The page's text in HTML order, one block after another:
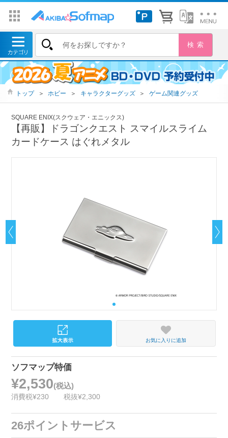
トップ ＞ ホビー ＞ キャラクターグッズ ＞ ゲーム関連グッズ
SQUARE ENIX(スクウェア・エニックス)
【再販】ドラゴンクエスト スマイルスライム
カードケース はぐれメタル
お気に入りに追加
ソフマップ特価
¥2,530(税込)
消費税¥230 税抜¥2,300
26ポイントサービス